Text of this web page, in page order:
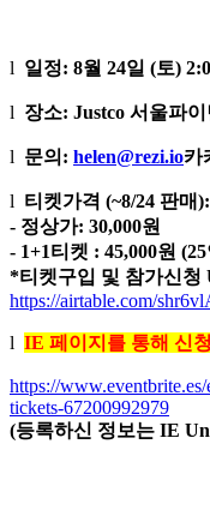
l 일정: 8월 24일 (토)
l 장소: Justco 서울파
l 문의: helen@rezi.io카
l 티켓가격 (~8/24 판매):
- 정상가: 30,000원
- 1+1티켓 : 45,000원
*티켓구입 및 참가신청
https://airtable.com/
l IE 페이지를 통해 신
https://
tickets-67200992979
(등록하신 정보는 IE